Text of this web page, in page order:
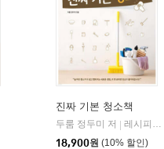
엠에스제이엔
진짜 기본 청소책
두룸 정두미 저
레시피팩토리(단행)
18,900원 (10% 할인)